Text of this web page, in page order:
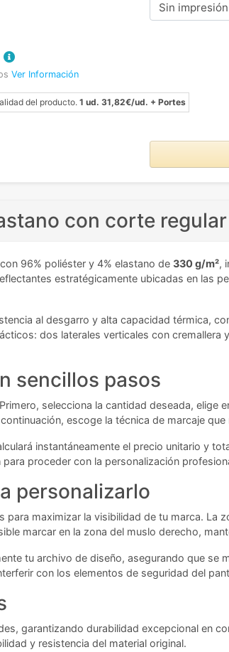
Sin impresión
Ver Información
del producto. 1 ud. 31,82€/ud. + Portes
con corte
96% poliéster y 4% elastano de 330 g/m²,
estratégicamente ubicadas en las
al desgarro y alta capacidad térmica,
dos laterales verticales con
sencillos pasos
selecciona la cantidad deseada, elige
escoge la técnica de marcaje
instantáneamente el precio unitario y
proceder con la personalización
personalizarlo
maximizar la visibilidad de tu marca. La
marcar en la zona del muslo derecho,
tu archivo de diseño, asegurando que se
con los elementos de seguridad del
garantizando durabilidad excepcional en
y resistencia del material original.